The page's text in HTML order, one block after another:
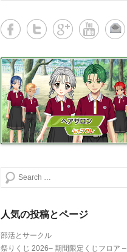
検索する
人気の投稿とページ
部活とサークル
祭りくじ 2026– 期間限定くじフロア –